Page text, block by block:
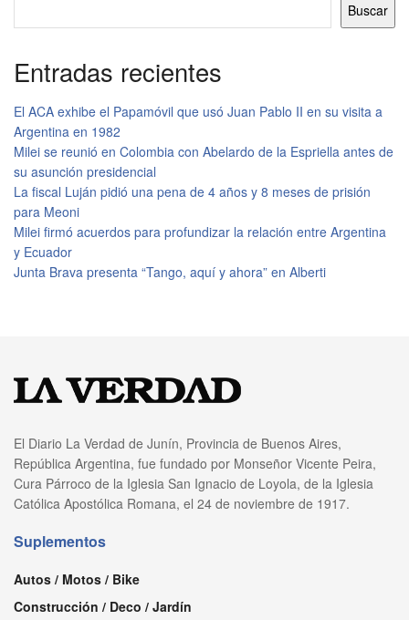
Buscar
Entradas recientes
El ACA exhibe el Papamóvil que usó Juan Pablo II en su visita a
Argentina en 1982
Milei se reunió en Colombia con Abelardo de la Espriella antes de
su asunción presidencial
La fiscal Luján pidió una pena de 4 años y 8 meses de prisión
para Meoni
Milei firmó acuerdos para profundizar la relación entre Argentina
y Ecuador
Junta Brava presenta “Tango, aquí y ahora” en Alberti
El Diario La Verdad de Junín, Provincia de Buenos Aires,
República Argentina, fue fundado por Monseñor Vicente Peira,
Cura Párroco de la Iglesia San Ignacio de Loyola, de la Iglesia
Católica Apostólica Romana, el 24 de noviembre de 1917.
Suplementos
Autos / Motos / Bike
Construcción / Deco / Jardín